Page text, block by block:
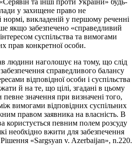
у захищене право не
нормі, викладеній у першому реченні
якщо забезпечено «справедливий
суспільства та вимогами
прав конкретної особи.
людини наголошує на тому, що слід
справедливого балансу
відповідної особи і суспільства
й на те, що цілі, згадані в цьому
значення при визначені того,
вимогами відповідних суспільних
правом заявника на власність. В
користується певним полем розсуду
необхідно вжити для забезпечення
«Sargsyan v. Azerbaijan», n.220.